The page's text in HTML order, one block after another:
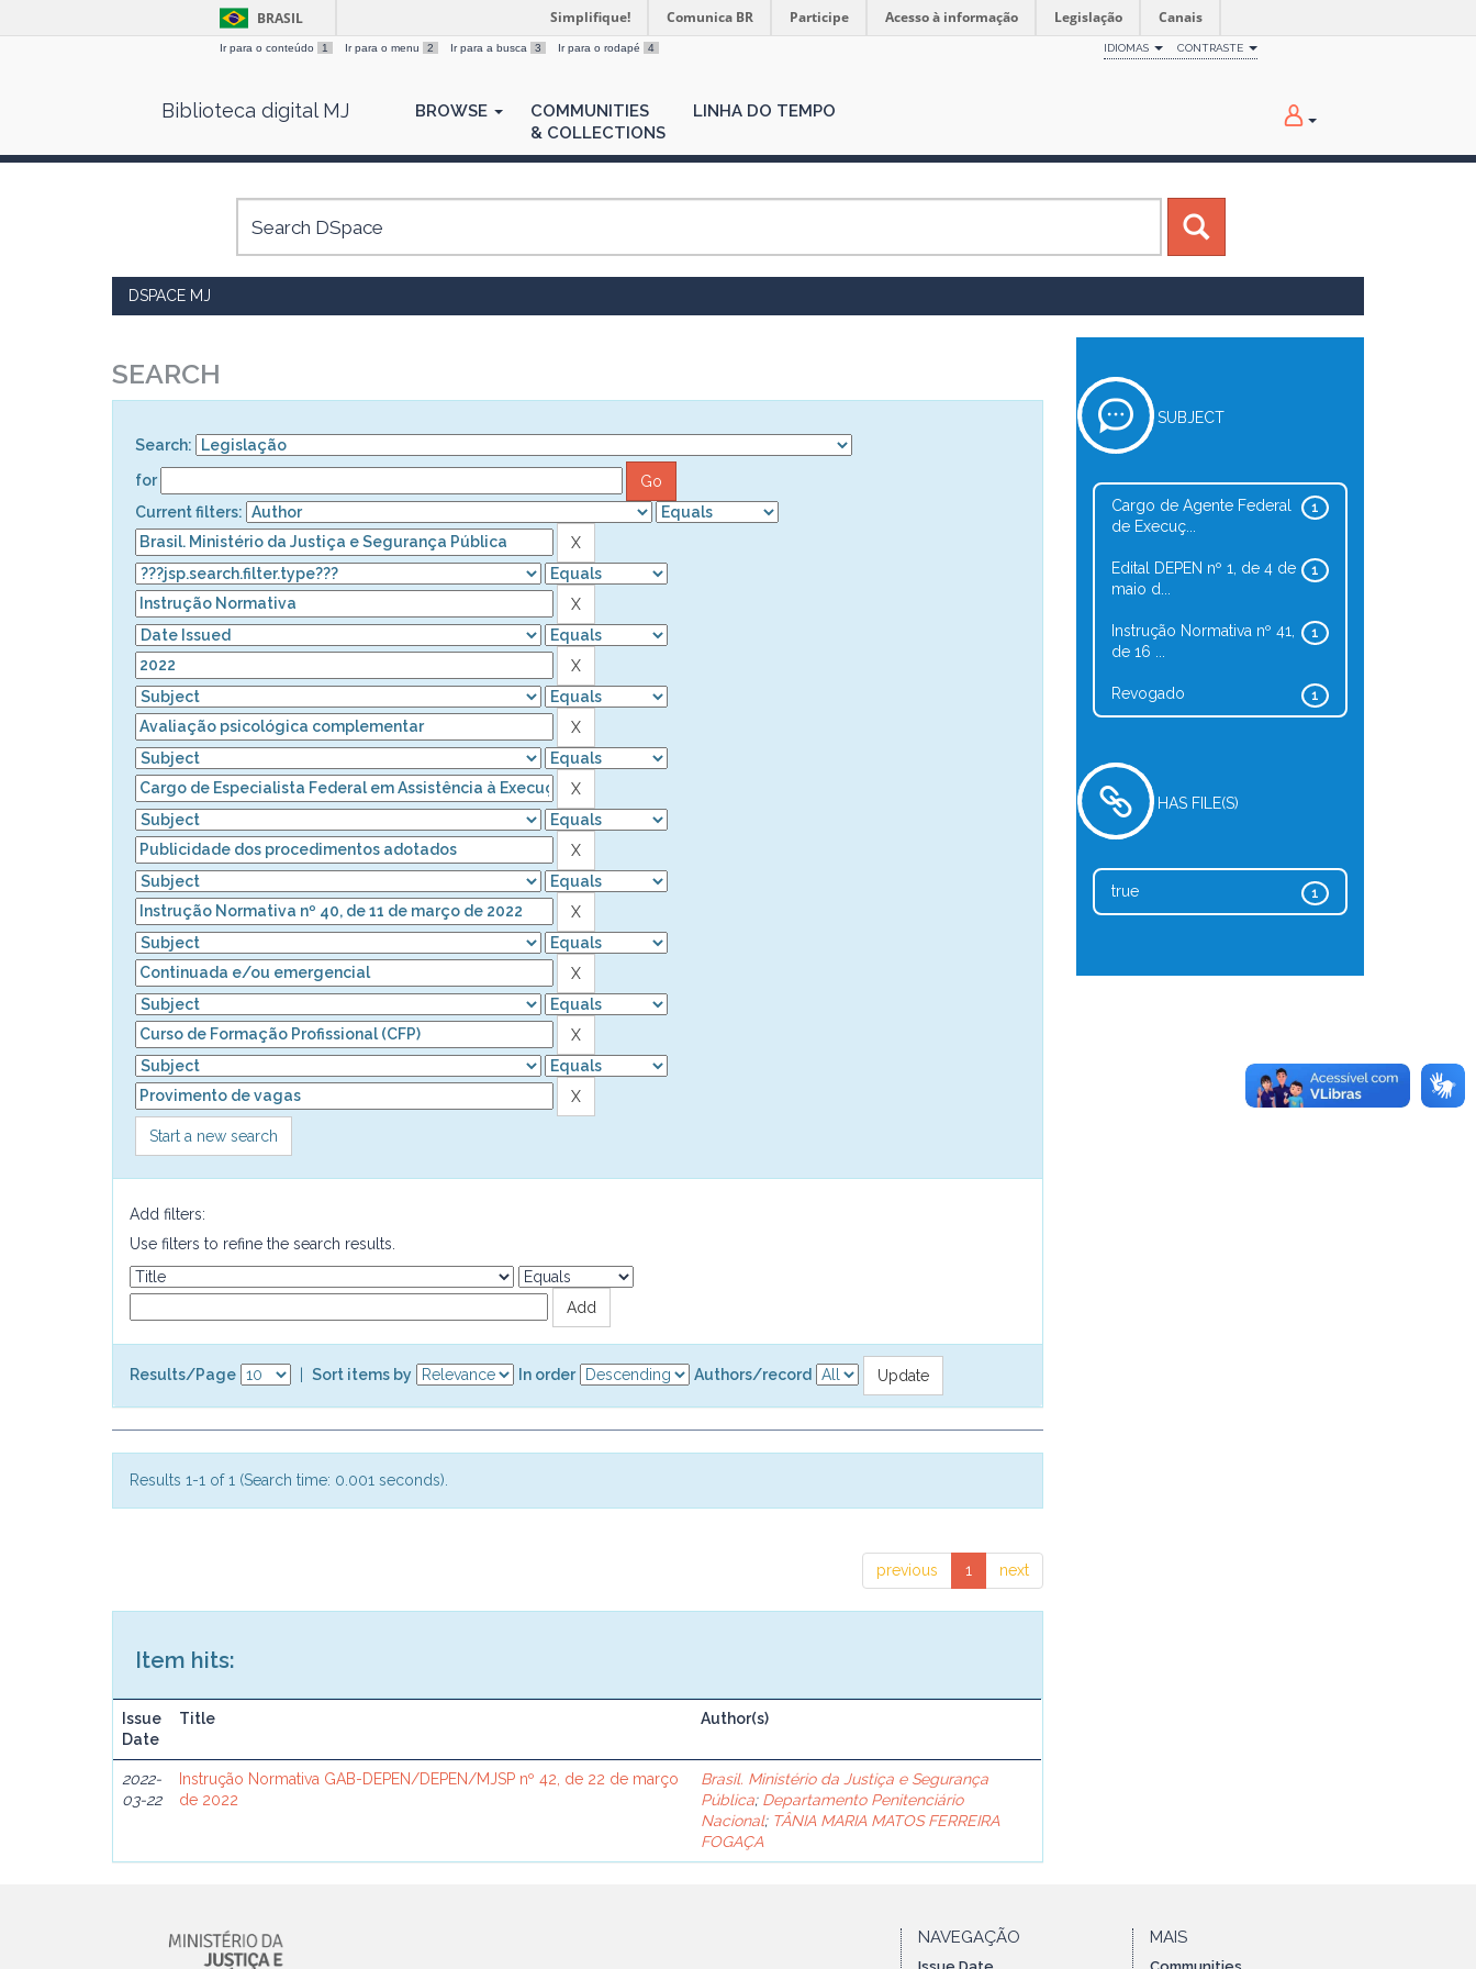
BRASIL Simplifique! Comunica BR Participe Acesso à informação Legislação Canais
Ir para o conteúdo 1 Ir para o menu 2 Ir para a busca 3 Ir para o rodapé 4 IDIOMAS CONTRASTE
Biblioteca digital MJ BROWSE
COMMUNITIES
& COLLECTIONS
LINHA DO TEMPO
DSPACE MJ
SEARCH
Search:
for
Current filters:
Start a new search
Add filters:
Use filters to refine the search results.
Results/Page Sort items by In order Authors/record
Results 1-1 of 1 (Search time: 0.001 seconds).
previous 1 next
Item hits:
Issue
Date
Title Author(s)
2022-
03-22
Instrução Normativa GAB-DEPEN/DEPEN/MJSP nº 42, de 22 de março
de 2022
Brasil. Ministério da Justiça e Segurança
Pública; Departamento Penitenciário
Nacional; TÂNIA MARIA MATOS FERREIRA
FOGAÇA
SUBJECT
1
Cargo de Agente Federal
de Execuç...
1
Edital DEPEN nº 1, de 4 de
maio d...
1
Instrução Normativa nº 41,
de 16 ...
1
Revogado
HAS FILE(S)
1
true
NAVEGAÇÃO MAIS